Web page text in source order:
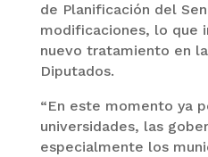
de Planificación del
modificaciones, lo que
nuevo tratamiento en
Diputados.
“En este momento ya
universidades, las
especialmente los